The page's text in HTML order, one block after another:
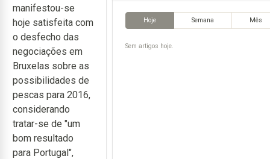
manifestou-se
hoje satisfeita com
o desfecho das
negociações em
Bruxelas sobre as
possibilidades de
pescas para 2016,
considerando
tratar-se de "um
bom resultado
para Portugal",
Hoje Semana Mês
Sem artigos hoje.